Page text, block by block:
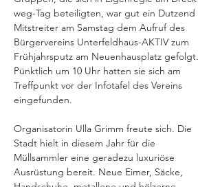
weg-Tag beteiligten, war gut ein Dutzend
Mitstreiter am Samstag dem Aufruf des
Bürgervereins Unterfeldhaus-AKTIV zum
Frühjahrsputz am Neuenhausplatz gefolgt.
Pünktlich um 10 Uhr hatten sie sich am
Treffpunkt vor der Infotafel des Vereins
eingefunden.
Organisatorin Ulla Grimm freute sich. Die
Stadt hielt in diesem Jahr für die
Müllsammler eine geradezu luxuriöse
Ausrüstung bereit. Neue Eimer, Säcke,